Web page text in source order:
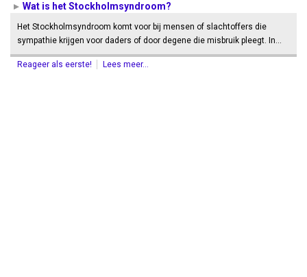
Wat is het Stockholmsyndroom?
Het Stockholmsyndroom komt voor bij mensen of slachtoffers die
sympathie krijgen voor daders of door degene die misbruik pleegt. In…
Reageer als eerste! Lees meer...